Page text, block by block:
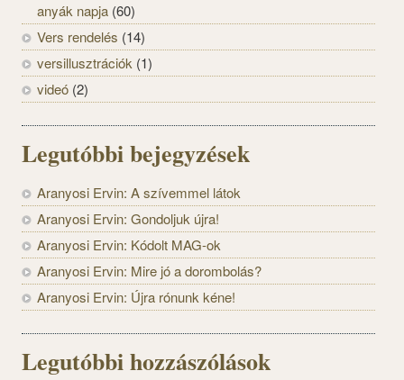
anyák napja (60)
Vers rendelés (14)
versillusztrációk (1)
videó (2)
Legutóbbi bejegyzések
Aranyosi Ervin: A szívemmel látok
Aranyosi Ervin: Gondoljuk újra!
Aranyosi Ervin: Kódolt MAG-ok
Aranyosi Ervin: Mire jó a dorombolás?
Aranyosi Ervin: Újra rónunk kéne!
Legutóbbi hozzászólások